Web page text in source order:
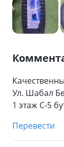
Ул. Шабал
1 этаж С-5
Перевести